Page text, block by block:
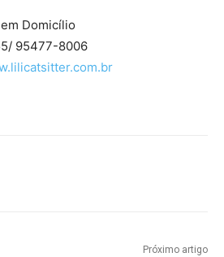
Domicílio
95477-8006
Próximo artigo